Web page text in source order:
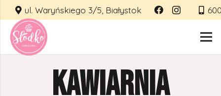
ul. Waryńskiego 3/5, Białystok
Kawiarnia